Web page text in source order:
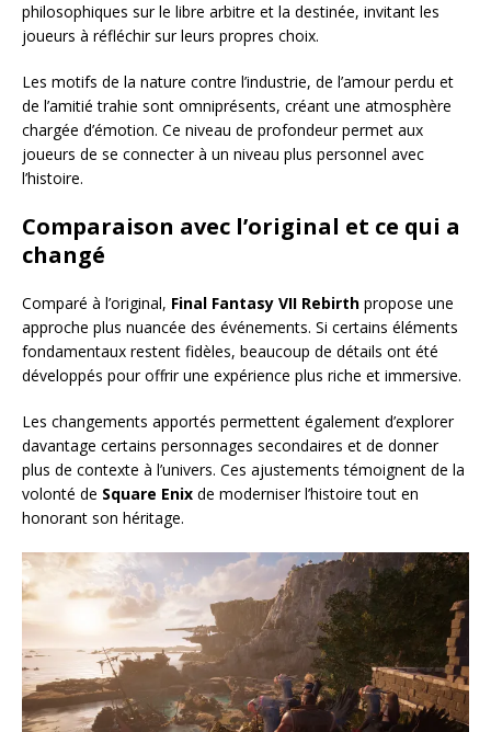
philosophiques sur le libre arbitre et la destinée, invitant les
joueurs à réfléchir sur leurs propres choix.
Les motifs de la nature contre l’industrie, de l’amour perdu et
de l’amitié trahie sont omniprésents, créant une atmosphère
chargée d’émotion. Ce niveau de profondeur permet aux
joueurs de se connecter à un niveau plus personnel avec
l’histoire.
Comparaison avec l’original et ce qui a
changé
Comparé à l’original, Final Fantasy VII Rebirth propose une
approche plus nuancée des événements. Si certains éléments
fondamentaux restent fidèles, beaucoup de détails ont été
développés pour offrir une expérience plus riche et immersive.
Les changements apportés permettent également d’explorer
davantage certains personnages secondaires et de donner
plus de contexte à l’univers. Ces ajustements témoignent de la
volonté de Square Enix de moderniser l’histoire tout en
honorant son héritage.